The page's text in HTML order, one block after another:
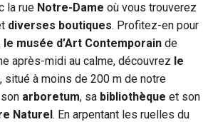
la rue Notre-Dame où vous trouverez
diverses boutiques. Profitez-en pour
le musée d’Art Contemporainde
après-midi au calme, découvrez le
, situé à moins de 200 m de notre
arboretum, sa bibliothèque et son
Naturel. En arpentant les ruelles du